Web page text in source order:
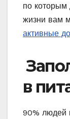
по которым
жизни вам
активные
в
90% людей